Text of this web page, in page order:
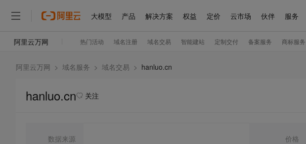
阿里云万网 > 域名服务 > 域名交易 > hanluo.cn
hanluo.cn 关注
数据来源 价格